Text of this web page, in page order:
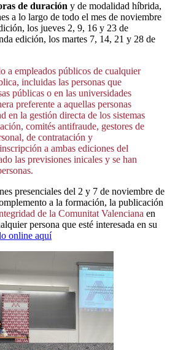
de duración y de modalidad híbrida,
a lo largo de todo el mes de noviembre
los jueves 2, 9, 16 y 23 de
edición, los martes 7, 14, 21 y 28 de
a empleados públicos de cualquier
incluidas las personas que
públicas o en las universidades
preferente a aquellas personas
en la gestión directa de los sistemas
comités antifraude, gestores de
de contratación y
a ambas ediciones del
las previsiones inicales y se han
presenciales del 2 y 7 de noviembre de
a la formación, la publicación
de la Comunitat Valenciana en
persona que esté interesada en su
online aquí